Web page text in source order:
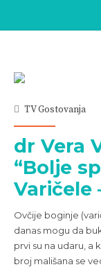
TV Gostovanja
dr Vera
“Bolje
Varičele
Ovčije boginje
danas mogu da
prvi su na udaru, a
broj mališana se